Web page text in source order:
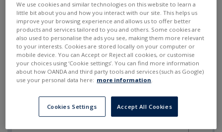
We use cookies and similar technologies on this website to learn a
little bit about you and how you interact with our site. This helps us
improve your browsing experience and allows us to offer better
products and services tailored to you and others. Some cookies are
also used to personalise the ads you see, making them more relevant
to your interests. Cookies are stored locally on your computer or
mobile device. You can Accept or Reject all cookies, or customise
your choices using ‘Cookie settings’. You can find more information
about how OANDA and third party tools and services (such as Google)
use your personal data here: more information.
Cookies Settings Accept All Cookies